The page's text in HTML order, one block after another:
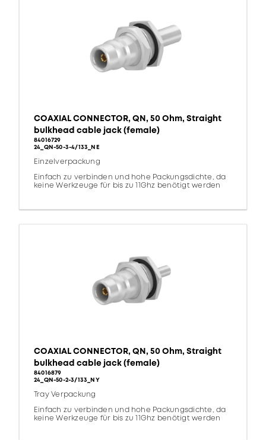
COAXIAL CONNECTOR, QN, 50 Ohm, Straight
bulkhead cable jack (female)
84016729
24_QN-50-3-4/133_NE
Einzelverpackung
Einfach zu verbinden und hohe Packungsdichte, da
keine Werkzeuge für bis zu 11Ghz benötigt werden
COAXIAL CONNECTOR, QN, 50 Ohm, Straight
bulkhead cable jack (female)
84016879
24_QN-50-2-3/133_NY
Tray Verpackung
Einfach zu verbinden und hohe Packungsdichte, da
keine Werkzeuge für bis zu 11Ghz benötigt werden